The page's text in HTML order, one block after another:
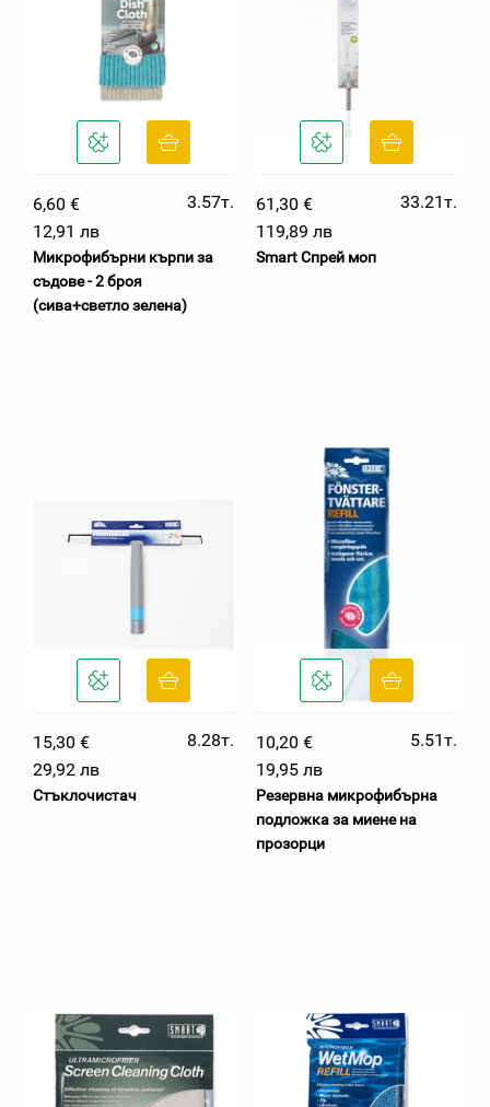
6,60 €
3.57т.
12,91 лв
Микрофибърни кърпи за
съдове - 2 броя
(сива+светло зелена)
61,30 €
33.21т.
119,89 лв
Smart Спрей моп
15,30 €
8.28т.
29,92 лв
Стъклочистач
10,20 €
5.51т.
19,95 лв
Резервна микрофибърна
подложка за миене на
прозорци